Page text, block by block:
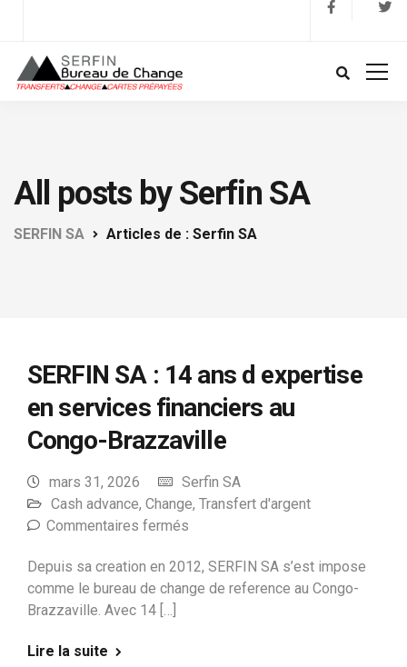
All posts by Serfin SA
SERFIN SA Articles de : Serfin SA
SERFIN SA : 14 ans d expertise
en services financiers au
Congo-Brazzaville
mars 31, 2026
Serfin SA
Cash advance, Change, Transfert d'argent
Commentaires fermés
Depuis sa creation en 2012, SERFIN SA s’est impose
comme le bureau de change de reference au Congo-
Brazzaville. Avec 14 […]
Lire la suite